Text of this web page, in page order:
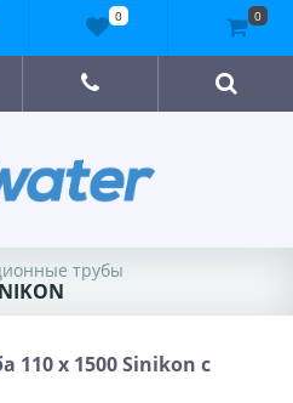
трубы
110 х 1500 Sinikon с
0 0